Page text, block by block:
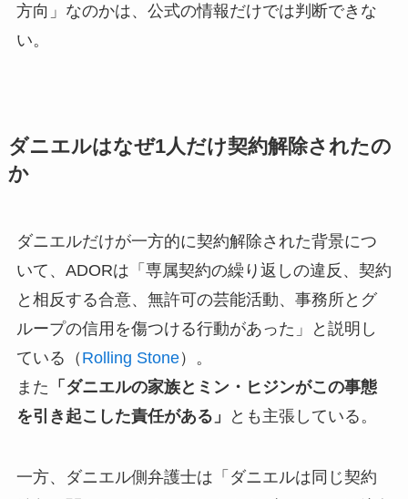
方向」なのかは、公式の情報だけでは判断できな
い。
ダニエルはなぜ1人だけ契約解除されたの
か
ダニエルだけが一方的に契約解除された背景につ
いて、ADORは「専属契約の繰り返しの違反、契約
と相反する合意、無許可の芸能活動、事務所とグ
ループの信用を傷つける行動があった」と説明し
ている（ Rolling Stone）。
また 「ダニエルの家族とミン・ヒジンがこの事態
を引き起こした責任がある」
とも主張している。
一方、ダニエル側弁護士は「ダニエルは同じ契約